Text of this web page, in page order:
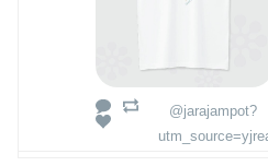
@jarajampot?